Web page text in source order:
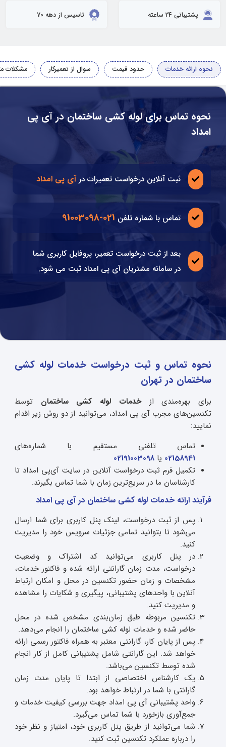
پشتیبانی 24 ساعته تاسیس از دهه 70
نحوه ارائه خدمات حدود قیمت سوال از تعمیرکار مشکلات
نحوه تماس و ثبت درخواست خدمات لوله کشی
ساختمان در تهران
برای بهره‌مندی ازخدمات لوله کشی ساختمان توسط
تکنسین‌های مجرب آی‌ پی امداد، می‌توانید از دو روش زیر اقدام
نمایید:
تماس تلفنی مستقیم با شماره‌های
02158941 یا 02191003098
تکمیل فرم ثبت درخواست آنلاین در سایت آی‌پی امداد تا
کارشناسان ما در سریع‌ترین زمان با شما تماس بگیرند.
فرآیند ارائه خدمات لوله کشی ساختمان در آی‌ پی امداد
پس از ثبت درخواست، لینک پنل کاربری برای شما ارسال
می‌شود تا بتوانید تمامی جزئیات سرویس خود را مدیریت
کنید.
در پنل کاربری می‌توانید کد اشتراک و وضعیت
درخواست، مدت زمان گارانتی ارائه شده و فاکتور خدمات،
مشخصات و زمان حضور تکنسین در محل و امکان ارتباط
آنلاین با واحدهای پشتیبانی، پیگیری و شکایات را مشاهده
و مدیریت کنید.
تکنسین مربوطه طبق زمان‌بندی مشخص شده در محل
حاضر شده و خدمات لوله کشی ساختمان را انجام می‌دهد.
پس از پایان کار، گارانتی معتبر به همراه فاکتور رسمی ارائه
خواهد شد. این گارانتی شامل پشتیبانی کامل از کار انجام
شده توسط تکنسین می‌باشد.
یک کارشناس اختصاصی از ابتدا تا پایان مدت زمان
گارانتی با شما در ارتباط خواهد بود.
واحد پشتیبانی آی‌ پی امداد جهت بررسی کیفیت خدمات و
جمع‌آوری بازخورد با شما تماس می‌گیرد.
شما می‌توانید از طریق پنل کاربری خود، امتیاز و نظر خود
را درباره عملکرد تکنسین ثبت کنید.
نحوه تماس برای لوله کشی ساختمان در آی پی
امداد
ثبت آنلاین درخواست تعمیرات درآی پی امداد
تماس با شماره تلفن 021-91003098
بعد از ثبت درخواست تعمیر، پروفایل کاربری شما
در سامانه مشتریان آی پی امداد ثبت می شود.